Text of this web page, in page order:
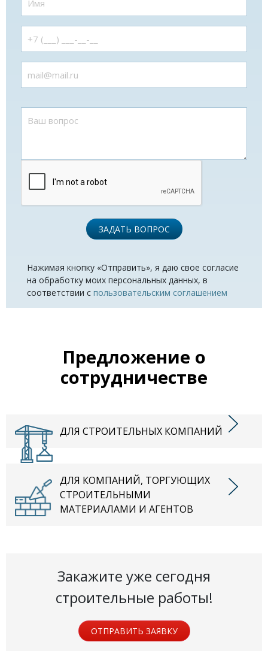
ЗАДАТЬ ВОПРОС
Нажимая кнопку «Отправить», я даю свое согласие
на обработку моих персональных данных, в
соответствии с пользовательским соглашением
Предложение о
сотрудничестве
ДЛЯ СТРОИТЕЛЬНЫХ КОМПАНИЙ
ДЛЯ КОМПАНИЙ, ТОРГУЮЩИХ
СТРОИТЕЛЬНЫМИ
МАТЕРИАЛАМИ И АГЕНТОВ
Закажите уже сегодня
строительные работы!
ОТПРАВИТЬ ЗАЯВКУ